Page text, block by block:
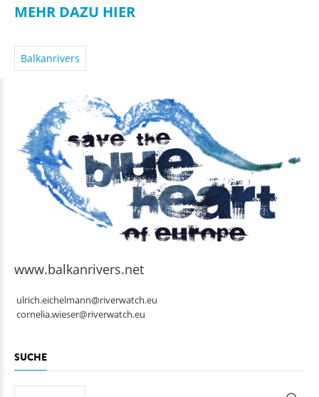
MEHR DAZU HIER
Balkanrivers
www.balkanrivers.net
ulrich.eichelmann@riverwatch.eu
SUCHE